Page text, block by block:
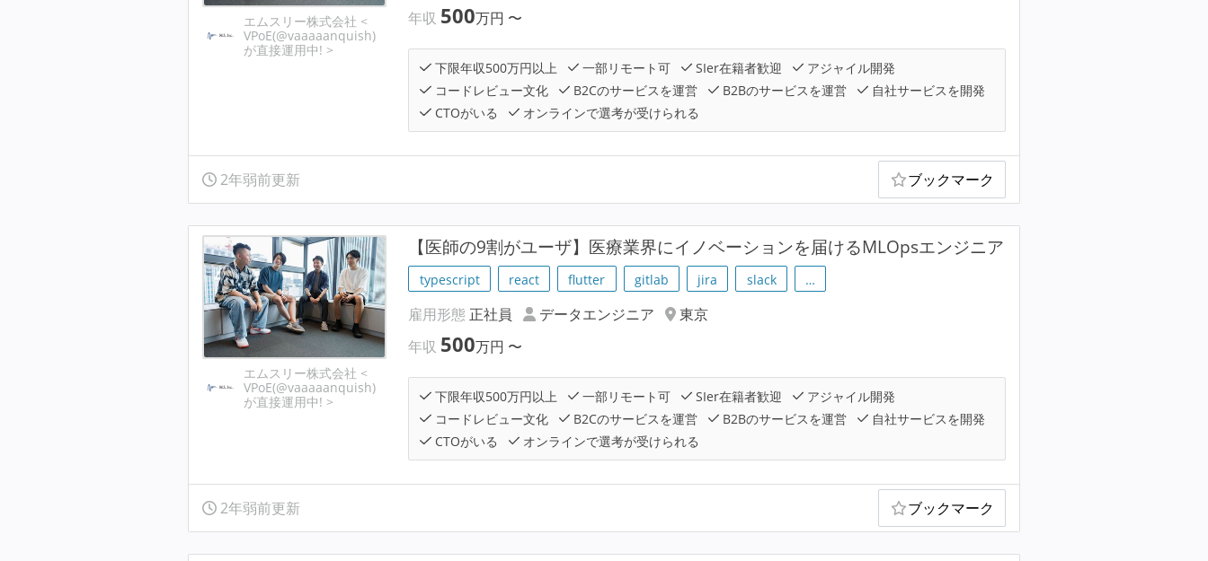
エムスリー株式会社 <
VPoE(@vaaaaanquish)
が直接運用中! >
年収 500万円 〜
下限年収500万円以上 一部リモート可 SIer在籍者歓迎
アジャイル開発
コードレビュー文化
B2Cのサービスを運営 B2Bのサービスを運営
自社サービスを開発
CTOがいる
オンラインで選考が受けられる
2年弱前更新 ブックマーク
エムスリー株式会社 <
VPoE(@vaaaaanquish)
が直接運用中! >
【医師の9割がユーザ】医療業界にイノベーションを届けるMLOpsエンジニア
typescript react flutter gitlab jira slack …
雇用形態 正社員 データエンジニア
東京
年収 500万円 〜
下限年収500万円以上 一部リモート可 SIer在籍者歓迎
アジャイル開発
コードレビュー文化
B2Cのサービスを運営 B2Bのサービスを運営
自社サービスを開発
CTOがいる
オンラインで選考が受けられる
2年弱前更新 ブックマーク